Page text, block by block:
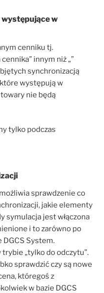
w
cenniku tj.
innym niż „”
synchronizacją
występują w
nie będą
tylko podczas
sprawdzenie co
jakie elementy
symulacja jest włączona
i to zarówno po
System.
„tylko do odczytu”.
sprawdzić czy są nowe
któregoś z
w bazie DGCS